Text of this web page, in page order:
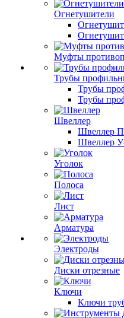
Огнетушители
Муфты
Трубы
Трубы
Трубы
Швеллер
Швеллер
Швеллер
Уголок
Полоса
Лист
Арматура
Электроды
Диски отрезные
Ключи
Ключи